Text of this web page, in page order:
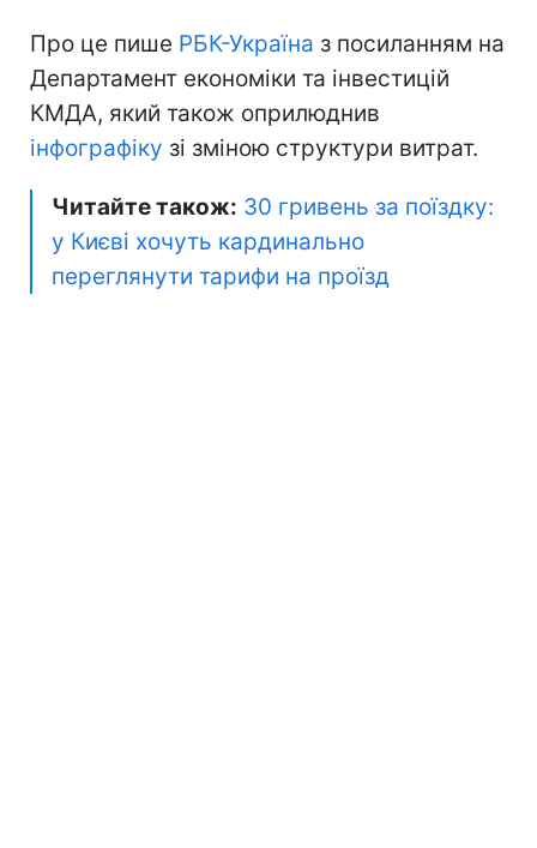
Про це пише РБК-Україна з посиланням на
Департамент економіки та інвестицій
КМДА, який також оприлюднив
інфографіку зі зміною структури витрат.
Читайте також: 30 гривень за поїздку:
у Києві хочуть кардинально
переглянути тарифи на проїзд